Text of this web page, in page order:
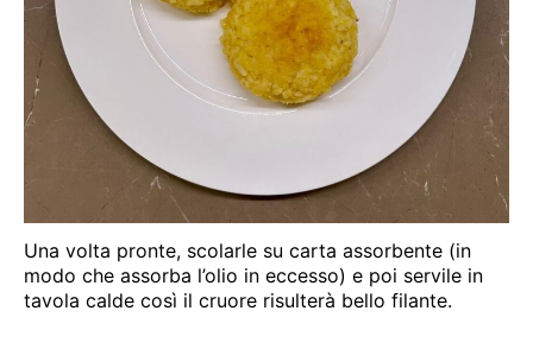
Una volta pronte, scolarle su carta assorbente (in
modo che assorba l’olio in eccesso) e poi servile in
tavola calde così il cruore risulterà bello filante.